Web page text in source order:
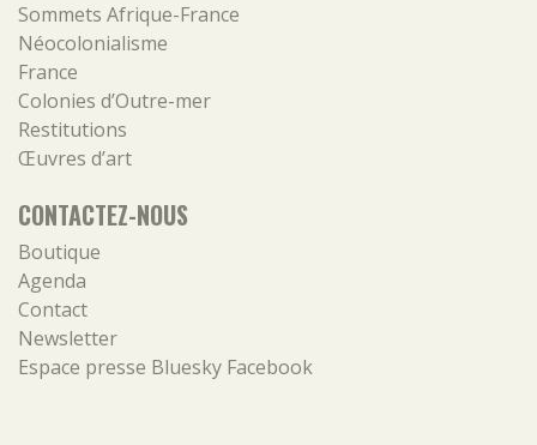
Sommets Afrique-France
Néocolonialisme
France
Colonies d’Outre-mer
Restitutions
Œuvres d’art
CONTACTEZ-NOUS
Boutique
Agenda
Contact
Newsletter
Espace presse Bluesky Facebook